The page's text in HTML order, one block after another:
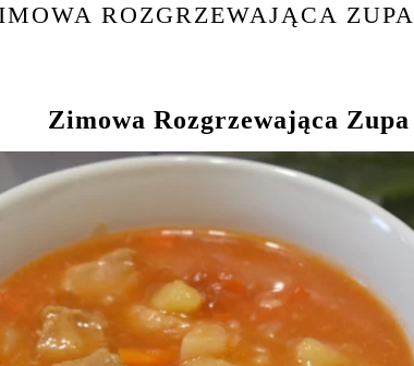
ROZGRZEWAJĄCA ZUPA
Zimowa Rozgrzewająca Zupa